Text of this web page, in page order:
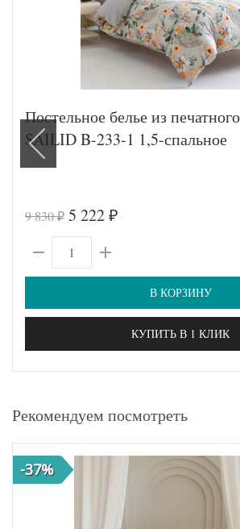
Постельное белье из
SAILID B-233-1 1,5-спальное
9 830₽ 5 222 ₽
В КОРЗИНУ
КУПИТЬ В 1 КЛИК
Рекомендуем посмотреть
-37%